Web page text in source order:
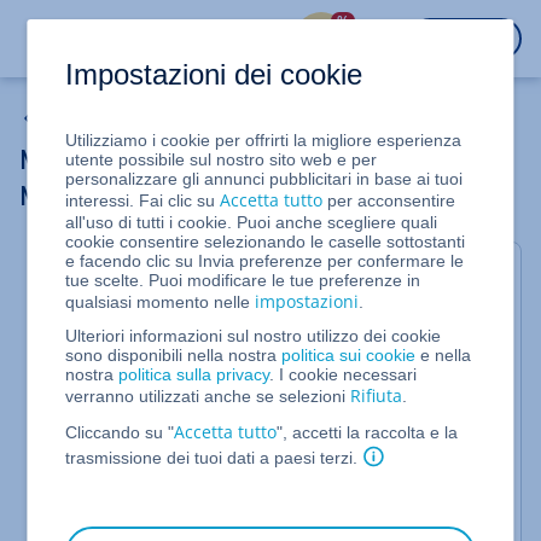
%
MyDefender Starter in combinazione con
Microsoft 365: primi passi
Questo articolo descrive i passaggi necessari per
configurare MyDefender Starter in combinazione
Con MyDefender Starter puoi eseguire il backup e il
ripristino dei seguenti dispositivi:
Computer con sistema operativo Microsoft
Windows
Impostazioni dei cookie
Utilizziamo i cookie per offrirti la migliore esperienza
utente possibile sul nostro sito web e per
personalizzare gli annunci pubblicitari in base ai tuoi
interessi. Fai clic suAccetta tutto per acconsentire
all'uso di tutti i cookie. Puoi anche scegliere quali
cookie consentire selezionando le caselle sottostanti
e facendo clic su Invia preferenze per confermare le
tue scelte. Puoi modificare le tue preferenze in
qualsiasi momento nelle impostazioni
Ulteriori informazioni sul nostro utilizzo dei cookie
sono disponibili nella nostra politica sui cookie e nella
nostra politica sulla privacy. I cookie necessari
verranno utilizzati anche se selezioni Rifiuta
Cliccando su "Accetta tutto", accetti la raccolta e la
trasmissione dei tuoi dati a paesi terzi.